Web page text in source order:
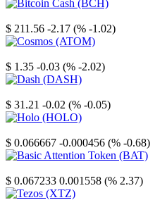
$ 211.56 -2.17 (% -1.02)
$ 1.35 -0.03 (% -2.02)
$ 31.21 -0.02 (% -0.05)
$ 0.066667 -0.000456 (% -0.68)
$ 0.067233 0.001558 (% 2.37)